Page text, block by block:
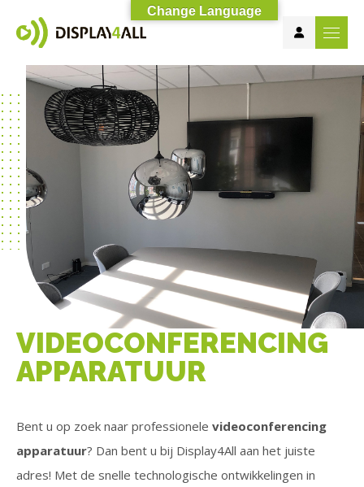
VIDEOCONFERENCING
APPARATUUR
Bent u op zoek naar professionele videoconferencing
apparatuur? Dan bent u bij Display4All aan het juiste
adres! Met de snelle technologische ontwikkelingen in
Change Language